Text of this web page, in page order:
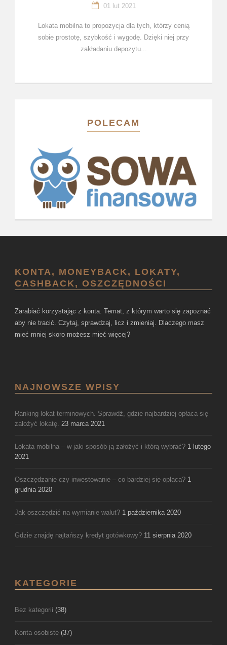
01 lut 2021
Lokata mobilna to propozycja dla tych, którzy cenią
sobie prostotę, szybkość i wygodę. Dzięki niej przy
zakładaniu depozytu...
POLECAM
KONTA, MONEYBACK, LOKATY,
CASHBACK, OSZCZĘDNOŚCI
Zarabiać korzystając z konta. Temat, z którym warto się zapoznać
aby nie tracić. Czytaj, sprawdzaj, licz i zmieniaj. Dlaczego masz
mieć mniej skoro możesz mieć więcej?
NAJNOWSZE WPISY
Ranking lokat terminowych. Sprawdź, gdzie najbardziej opłaca się
założyć lokatę. 23 marca 2021
Lokata mobilna – w jaki sposób ją założyć i którą wybrać? 1 lutego
2021
Oszczędzanie czy inwestowanie – co bardziej się opłaca? 1
grudnia 2020
Jak oszczędzić na wymianie walut? 1 października 2020
Gdzie znajdę najtańszy kredyt gotówkowy? 11 sierpnia 2020
KATEGORIE
Bez kategorii (38)
Konta osobiste (37)